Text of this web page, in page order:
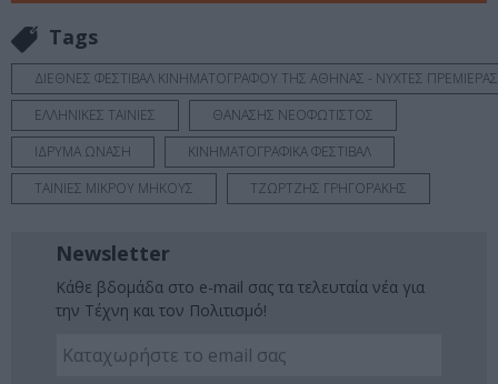
Tags
ΔΙΕΘΝΕΣ ΦΕΣΤΙΒΑΛ ΚΙΝΗΜΑΤΟΓΡΑΦΟΥ ΤΗΣ ΑΘΗΝΑΣ - ΝΥΧΤΕΣ ΠΡΕΜΙΕΡΑΣ
ΕΛΛΗΝΙΚΕΣ ΤΑΙΝΙΕΣ
ΘΑΝΑΣΗΣ ΝΕΟΦΩΤΙΣΤΟΣ
ΙΔΡΥΜΑ ΩΝΑΣΗ
ΚΙΝΗΜΑΤΟΓΡΑΦΙΚΑ ΦΕΣΤΙΒΑΛ
ΤΑΙΝΙΕΣ ΜΙΚΡΟΥ ΜΗΚΟΥΣ
ΤΖΩΡΤΖΗΣ ΓΡΗΓΟΡΑΚΗΣ
Newsletter
Κάθε βδομάδα στο e-mail σας τα τελευταία νέα για
την Τέχνη και τον Πολιτισμό!